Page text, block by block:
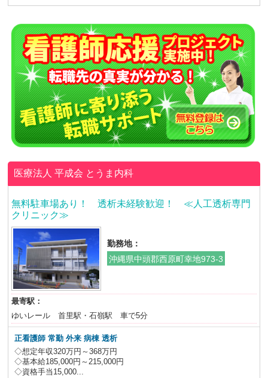
医療法人 平成会 とうま内科
無料駐車場あり！ 透析未経験歓迎！ ≪人工透析専門
クリニック≫
勤務地：
沖縄県中頭郡西原町幸地973-3
最寄駅：
ゆいレール 首里駅・石嶺駅 車で5分
正看護師 常勤 外来 病棟 透析
◇想定年収320万円～368万円
◇基本給185,000円～215,000円
◇資格手当15,000...